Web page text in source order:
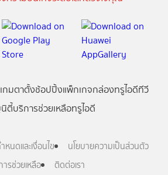
เกมตาตั้งช้อปปิ้งแพ็กเกจกล่องทรูไอดีทีวี
ตี้บริการช่วยเหลือทรูไอดี
หนดและเงื่อนไข
นโยบายความเป็นส่วนตัว
ารช่วยเหลือ
ติดต่อเรา